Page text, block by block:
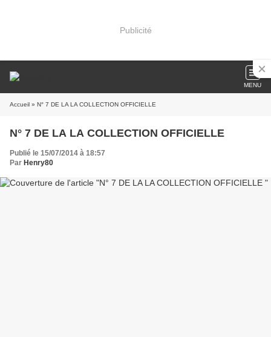
Publicité
MENU
Accueil » N° 7 DE LA LA COLLECTION OFFICIELLE
N° 7 DE LA LA COLLECTION OFFICIELLE
Publié le 15/07/2014 à 18:57
Par Henry80